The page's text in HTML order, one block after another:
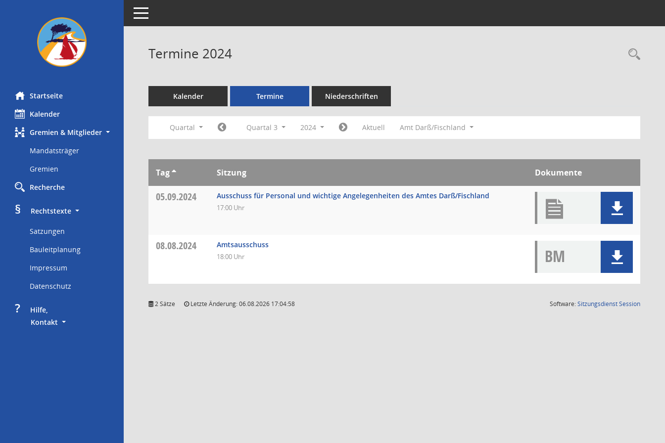
Startseite
Kalender
Gremien & Mitglieder
Mandatsträger
Gremien
Recherche
§
     Rechtstexte
Satzungen
Bauleitplanung
Impressum
Datenschutz
?
     Hilfe,
Kontakt
Toggle navigation
Termine 2024
Kalender Termine Niederschriften
Quartal Quartal 3 2024 Aktuell Amt Darß/Fischland
Tag Sitzung Dokumente
05.09.2024 Ausschuss für Personal und wichtige Angelegenheiten des Amtes Darß/Fischland
17:00 Uhr
08.08.2024 Amtsausschuss
18:00 Uhr BM
2 Sätze Letzte Änderung: 06.08.2026 17:04:58 Software:SitzungsdienstSession(Wird in